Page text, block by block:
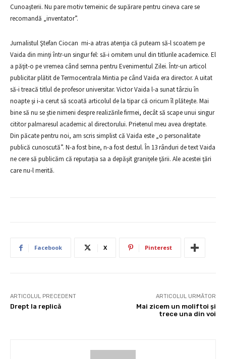
Cunoaşterii. Nu pare motiv temeinic de supărare pentru cineva care se
recomandă „inventator”.
Jurnalistul Ştefan Ciocan mi-a atras atenţia că puteam să-l scoatem pe
Vaida din minţi într-un singur fel: să-i omitem unul din titlurile academice. El
a păţit-o pe vremea când semna pentru Evenimentul Zilei. Într-un articol
publicitar plătit de Termocentrala Mintia pe când Vaida era director. A uitat
să-i treacă titlul de profesor universitar. Victor Vaida l-a sunat târziu în
noapte şi i-a cerut să scoată articolul de la tipar că oricum îl plăteşte. Mai
bine să nu se ştie nimeni despre realizările firmei, decât să scape unui singur
cititor palmaresul academic al directorului. Prietenul meu avea dreptate.
Din păcate pentru noi, am scris simplist că Vaida este „o personalitate
publică cunoscută”. N-a fost bine, n-a fost destul. În 13 rânduri de text Vaida
ne cere să publicăm că reputaţia sa a depăşit graniţele ţării. Ale acestei ţări
care nu-l merită.
Facebook X Pinterest
ARTICOLUL PRECEDENT
Drept la replică
ARTICOLUL URMĂTOR
Mai zicem un moliftoi şi
trece una din voi